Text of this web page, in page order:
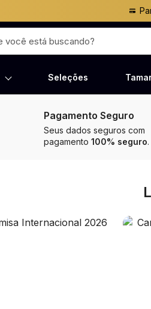
Seleções
Pagamento Seguro
Seus dados seguros com
pagamento 100% seguro.